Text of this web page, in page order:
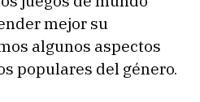
mejor su
algunos aspectos
populares del género.